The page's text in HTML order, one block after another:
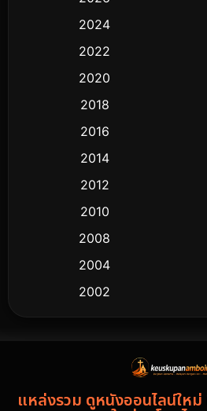
2024
2022
2020
2018
2016
2014
2012
2010
2008
2004
2002
2000
1986
แหล่งรวม ดูหนังออนไลน์ให